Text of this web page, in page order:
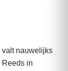
valt nauwelijks
Reeds in